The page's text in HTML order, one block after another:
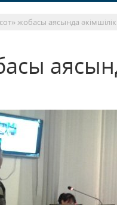
сот» жобасы аясында